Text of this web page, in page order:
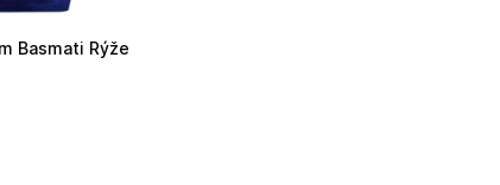
Basmati Rýže